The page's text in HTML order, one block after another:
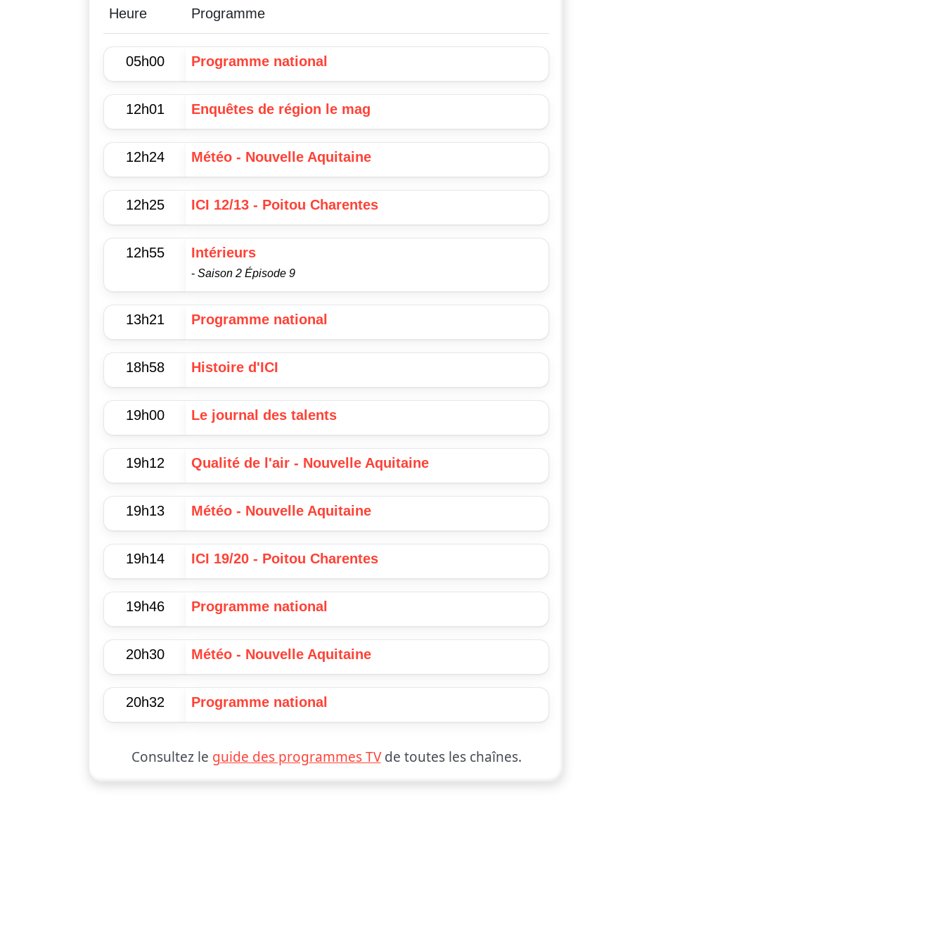
Heure Programme
05h00 Programme national
12h01 Enquêtes de région le mag
12h24 Météo - Nouvelle Aquitaine
12h25 ICI 12/13 - Poitou Charentes
12h55 Intérieurs
- Saison 2 Épisode 9
13h21 Programme national
18h58 Histoire d'ICI
19h00 Le journal des talents
19h12 Qualité de l'air - Nouvelle Aquitaine
19h13 Météo - Nouvelle Aquitaine
19h14 ICI 19/20 - Poitou Charentes
19h46 Programme national
20h30 Météo - Nouvelle Aquitaine
20h32 Programme national
Consultez le guide des programmes TVde toutes les chaînes.